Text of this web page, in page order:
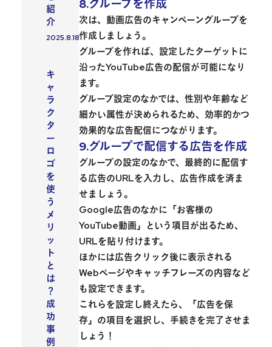
8.グループを作成
次は、動画広告のキャンペーングループを
作成しましょう。
グループを作れば、設定したターゲットに
沿ったYouTube広告の配信が可能になり
ます。
グループ設定のなかでは、性別や年齢など
細かい属性が決められるため、効率的かつ
効果的な広告配信につながります。
9.グループで配信する広告を作成
グループの設定のなかで、最終的に配信す
る広告のURLを入力し、広告作成を済ま
せましょう。
Google広告のなかに「お客様の
YouTube動画」という項目が出るため、
URLを貼り付けます。
ほかには広告クリック後に表示される
Webページやキャッチフレーズの内容など
も設定できます。
これらを設定し終えたら、「広告を保
存」の項目を選択し、手続きを完了させま
しょう！
紹
介
投稿日
2025.8.18
WEBマーケティング
キ
ャ
ラ
ク
タ
ー
ロ
ゴ
を
使
う
メ
リ
ッ
ト
と
は
？
成
功
事
例